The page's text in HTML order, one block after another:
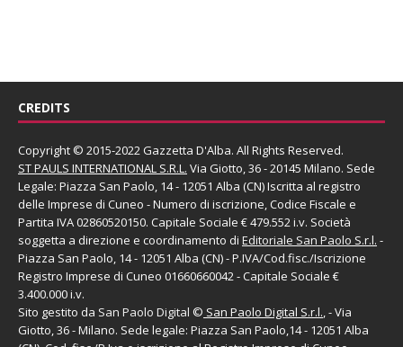
CREDITS
Copyright © 2015-2022 Gazzetta D'Alba. All Rights Reserved.
ST PAULS INTERNATIONAL S.R.L. Via Giotto, 36 - 20145 Milano. Sede
Legale: Piazza San Paolo, 14 - 12051 Alba (CN) Iscritta al registro
delle Imprese di Cuneo - Numero di iscrizione, Codice Fiscale e
Partita IVA 02860520150. Capitale Sociale € 479.552 i.v. Società
soggetta a direzione e coordinamento di Editoriale San Paolo S.r.l. -
Piazza San Paolo, 14 - 12051 Alba (CN) - P.IVA/Cod.fisc./Iscrizione
Registro Imprese di Cuneo 01660660042 - Capitale Sociale €
3.400.000 i.v.
Sito gestito da San Paolo Digital © San Paolo Digital S.r.l., - Via
Giotto, 36 - Milano. Sede legale: Piazza San Paolo,14 - 12051 Alba